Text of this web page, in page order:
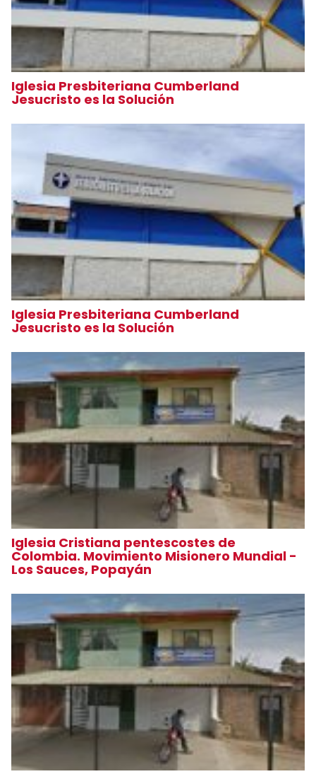
Iglesia Presbiteriana Cumberland
Jesucristo es la Solución
Iglesia Presbiteriana Cumberland
Jesucristo es la Solución
Iglesia Cristiana pentescostes de
Colombia. Movimiento Misionero Mundial -
Los Sauces, Popayán